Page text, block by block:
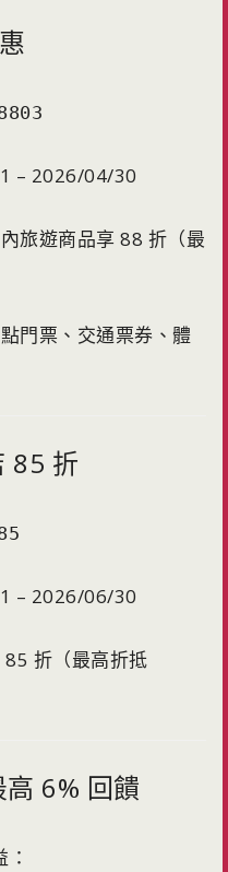
– 2026/04/30
旅遊商品享 88 折（最
門票、交通票券、體
85 折
– 2026/06/30
折（最高折抵
6% 回饋